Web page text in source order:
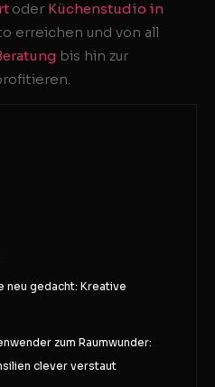
oder Küchenstudio in
erreichen und von all
bis hin zur
neu gedacht: Kreative
zum Raumwunder:
clever verstaut